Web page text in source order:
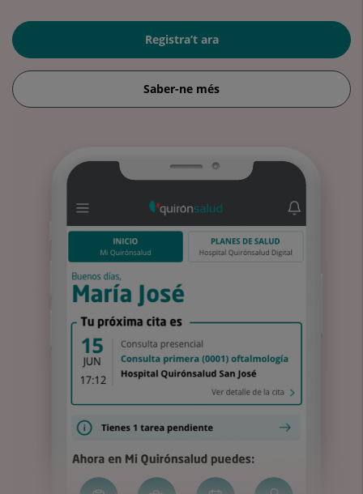
Registra’t ara
Saber-ne més